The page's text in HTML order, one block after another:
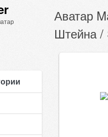
Аватар
Штейна /